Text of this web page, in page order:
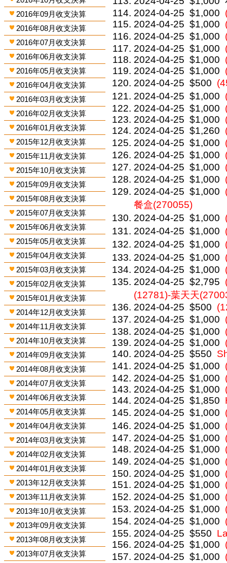
2016年09月收支決算
2016年08月收支決算
2016年07月收支決算
2016年06月收支決算
2016年05月收支決算
2016年04月收支決算
2016年03月收支決算
2016年02月收支決算
2016年01月收支決算
2015年12月收支決算
2015年11月收支決算
2015年10月收支決算
2015年09月收支決算
2015年08月收支決算
2015年07月收支決算
2015年06月收支決算
2015年05月收支決算
2015年04月收支決算
2015年03月收支決算
2015年02月收支決算
2015年01月收支決算
2014年12月收支決算
2014年11月收支決算
2014年10月收支決算
2014年09月收支決算
2014年08月收支決算
2014年07月收支決算
2014年06月收支決算
2014年05月收支決算
2014年04月收支決算
2014年03月收支決算
2014年02月收支決算
2014年01月收支決算
2013年12月收支決算
2013年11月收支決算
2013年10月收支決算
2013年09月收支決算
2013年08月收支決算
2013年07月收支決算
2024-04-25 $1,000
2024-04-25 $1,000
2024-04-25 $1,000
2024-04-25 $1,000
2024-04-25 $1,000
2024-04-25 $1,000
2024-04-25 $500
2024-04-25 $1,000
2024-04-25 $1,000
2024-04-25 $1,000
2024-04-25 $1,260
2024-04-25 $1,000
2024-04-25 $1,000
2024-04-25 $1,000
2024-04-25 $1,000
2024-04-25 $1,000
餐盒(270055)
2024-04-25 $1,000
2024-04-25 $1,000
2024-04-25 $1,000
2024-04-25 $1,000
2024-04-25 $1,000
2024-04-25 $2,795
(12781)-葉天天
2024-04-25 $500
2024-04-25 $1,000
2024-04-25 $1,000
2024-04-25 $1,000
2024-04-25 $550
2024-04-25 $1,000
2024-04-25 $1,000
2024-04-25 $1,000
2024-04-25 $1,850
2024-04-25 $1,000
2024-04-25 $1,000
2024-04-25 $1,000
2024-04-25 $1,000
2024-04-25 $1,000
2024-04-25 $1,000
2024-04-25 $1,000
2024-04-25 $1,000
2024-04-25 $1,000
2024-04-25 $1,000
2024-04-25 $550
2024-04-25 $1,000
2024-04-25 $1,000